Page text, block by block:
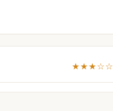
★★★☆☆